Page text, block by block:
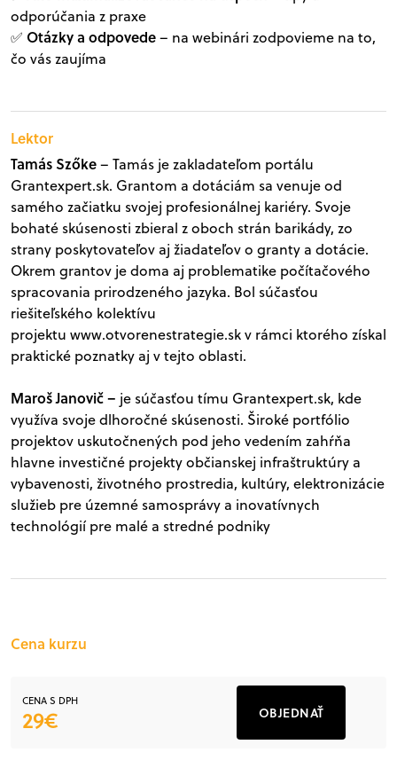
odporúčania z praxe
✅ Otázky a odpovede– na webinári zodpovieme na to,
čo vás zaujíma
Lektor
Tamás Szőke– Tamás je zakladateľom portálu
Grantexpert.sk. Grantom a dotáciám sa venuje od
samého začiatku svojej profesionálnej kariéry. Svoje
bohaté skúsenosti zbieral z oboch strán barikády, zo
strany poskytovateľov aj žiadateľov o granty a dotácie.
Okrem grantov je doma aj problematike počítačového
spracovania prirodzeného jazyka. Bol súčasťou
riešiteľského kolektívu
projektu www.otvorenestrategie.skv rámci ktorého získal
praktické poznatky aj v tejto oblasti.
Maroš Janovič– je súčasťou tímu Grantexpert.sk, kde
využíva svoje dlhoročné skúsenosti. Široké portfólio
projektov uskutočnených pod jeho vedením zahŕňa
hlavne investičné projekty občianskej infraštruktúry a
vybavenosti, životného prostredia, kultúry, elektronizácie
služieb pre územné samosprávy a inovatívnych
technológií pre malé a stredné podniky
Cena kurzu
CENA S DPH
29€ OBJEDNAŤ